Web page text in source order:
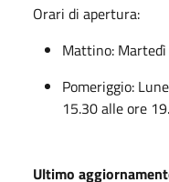
Orari di apertura:
Mattino:
Pomeriggio:
15.30 alle ore
Ultimo